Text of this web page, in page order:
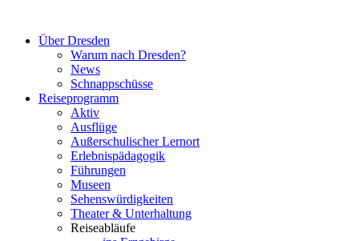
springenÜber Dresden
Warum nach Dresden?
News
Schnappschüsse
Reiseprogramm
Aktiv
Ausflüge
Außerschulischer Lernort
Erlebnispädagogik
Führungen
Museen
Sehenswürdigkeiten
Theater & Unterhaltung
Reiseabläufe